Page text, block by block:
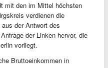
mit den im Mittel höchsten
verdienen die
der Antwort des
der Linken hervor, die
vorliegt.
Bruttoeinkommen in